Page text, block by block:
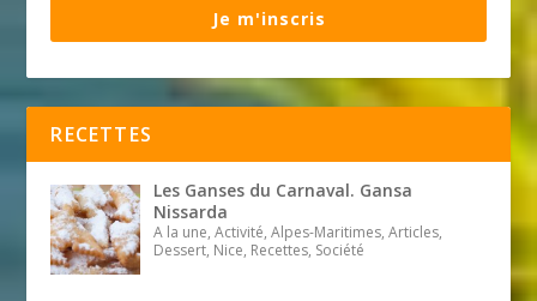
Je m'inscris
RECETTES
Les Ganses du Carnaval. Gansa
Nissarda
A la une, Activité, Alpes-Maritimes, Articles,
Dessert, Nice, Recettes, Société